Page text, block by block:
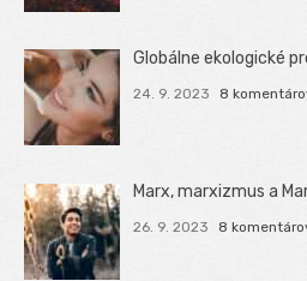
Globálne ekologické
24. 9. 2023 8
Marx, marxizmus a
26. 9. 2023 8